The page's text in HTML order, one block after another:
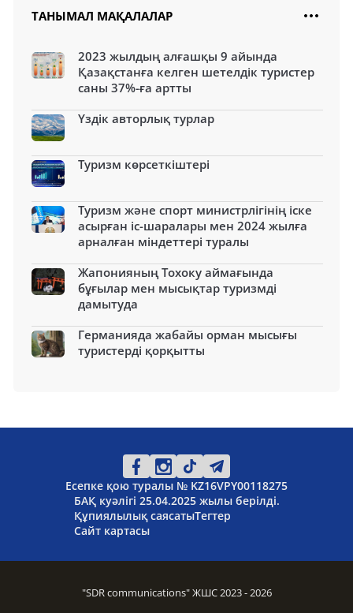
ТАНЫМАЛ МАҚАЛАЛАР
2023 жылдың алғашқы 9 айында
Қазақстанға келген шетелдік туристер
саны 37%-ға артты
Үздік авторлық турлар
Туризм көрсеткіштері
Туризм және спорт министрлігінің іске
асырған іс-шаралары мен 2024 жылға
арналған міндеттері туралы
Жапонияның Тохоку аймағында
бұғылар мен мысықтар туризмді
дамытуда
Германияда жабайы орман мысығы
туристерді қорқытты
Есепке қою туралы № KZ16VPY00118275
БАҚ куәлігі 25.04.2025 жылы берілді.
Құпиялылық саясатыТегтер
Сайт картасы
"SDR communications" ЖШС 2023 - 2026